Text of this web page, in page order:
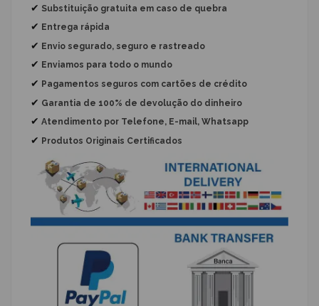
✔ Substituição gratuita em caso de quebra
✔ Entrega rápida
✔ Envio segurado, seguro e rastreado
✔ Enviamos para todo o mundo
✔ Pagamentos seguros com cartões de crédito
✔ Garantia de 100% de devolução do dinheiro
✔ Atendimento por Telefone, E-mail, Whatsapp
✔ Produtos Originais Certificados